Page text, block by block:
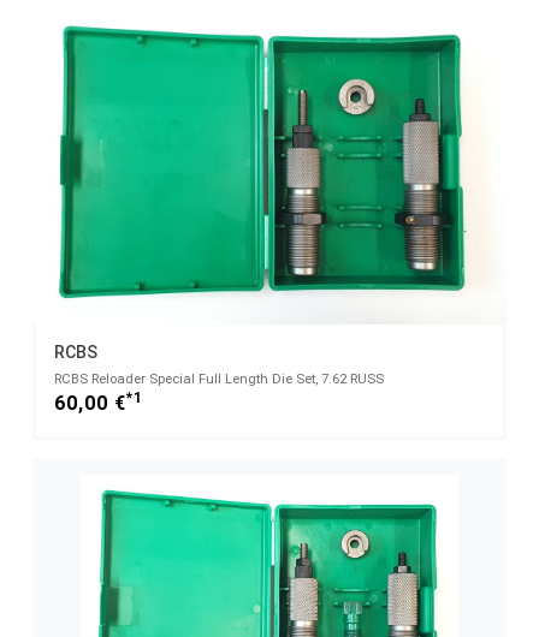
RCBS
RCBS Reloader Special Full Length Die Set, 7.62 RUSS
60,00 €*1